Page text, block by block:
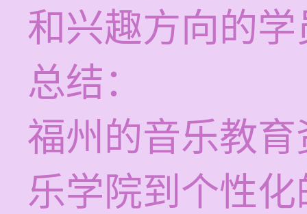
和兴趣方向的学
总结：
福州的音乐教
乐学院到个性